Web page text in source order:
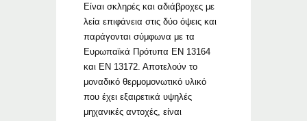
Είναι σκληρές και αδιάβροχες με
λεία επιφάνεια στις δύο όψεις και
παράγονται σύμφωνα με τα
Ευρωπαϊκά Πρότυπα EN 13164
και ΕΝ 13172. Αποτελούν το
μοναδικό θερμομονωτικό υλικό
που έχει εξαιρετικά υψηλές
μηχανικές αντοχές, είναι